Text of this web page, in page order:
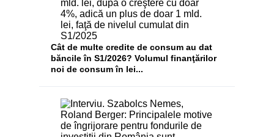
Cât de multe credite de consum au dat
băncile în S1/2026? Volumul finanţărilor
noi de consum în lei...